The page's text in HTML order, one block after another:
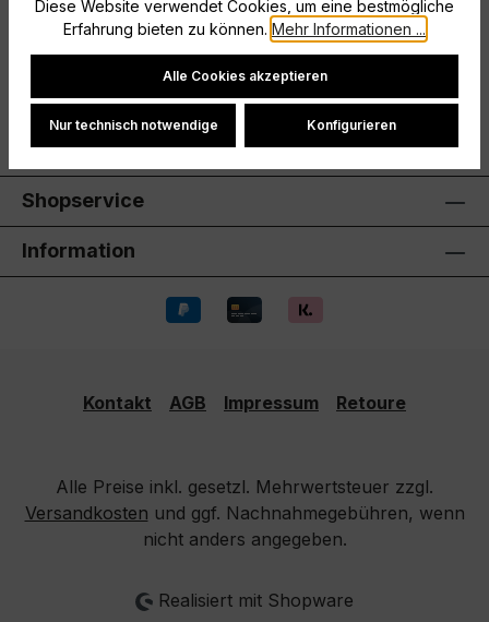
Hersteller
Shopservice
Information
Kontakt AGB Impressum Retoure
Alle Preise inkl. gesetzl. Mehrwertsteuer zzgl.
Versandkosten und ggf. Nachnahmegebühren, wenn
nicht anders angegeben.
Realisiert mit Shopware
Diese Website verwendet Cookies, um eine bestmögliche
Erfahrung bieten zu können. Mehr Informationen ...
Cookie-Einstellungen
Alle Cookies akzeptieren
Nur technisch notwendige Konfigurieren